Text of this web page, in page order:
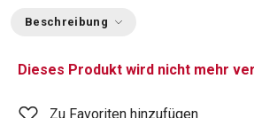
Beschreibung
Dieses Produkt wird nicht mehr
Zu Favoriten hinzufügen